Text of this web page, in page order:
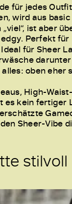
für jedes
wird aus
ist aber
Perfekt für
Ideal für Sheer
oben eher
High-
es kein fertiger
Sheer-Vibe
stilvoll